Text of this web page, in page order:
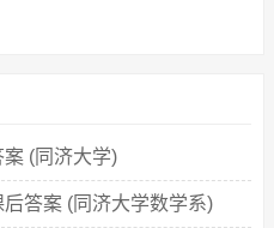
(同济大学)
答案 (同济大学数学系)